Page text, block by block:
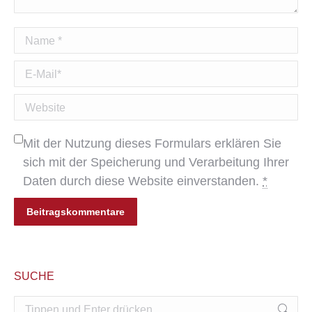
Name *
E-Mail *
Website
Mit der Nutzung dieses Formulars erklären Sie
sich mit der Speicherung und Verarbeitung Ihrer
Daten durch diese Website einverstanden. *
Beitragskommentare
SUCHE
Search: